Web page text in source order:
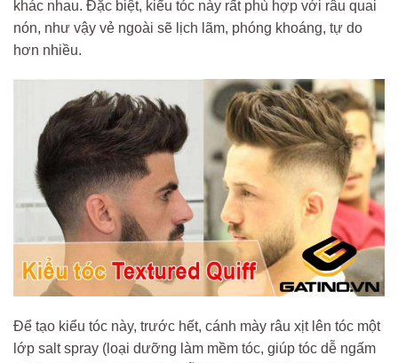
khác nhau. Đặc biệt, kiểu tóc này rất phù hợp với râu quai
nón, như vậy vẻ ngoài sẽ lịch lãm, phóng khoáng, tự do
hơn nhiều.
Để tạo kiểu tóc này, trước hết, cánh mày râu xịt lên tóc một
lớp salt spray (loại dưỡng làm mềm tóc, giúp tóc dễ ngấm